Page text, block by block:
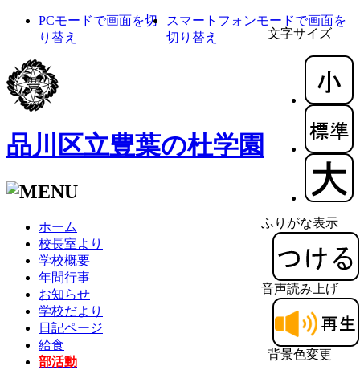
文字サイズ
ふりがな表示
音声読み上げ
背景色変更
PCモードで画面を切
り替え
スマートフォンモードで画面を
切り替え
品川区立豊葉の杜学園
ホーム
校長室より
学校概要
年間行事
お知らせ
学校だより
日記ページ
給食
部活動